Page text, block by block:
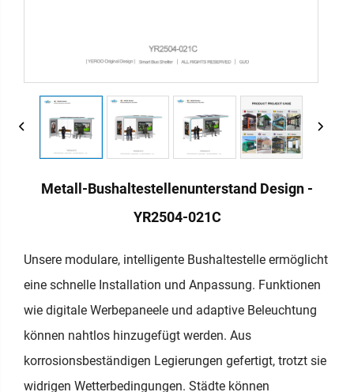
Metall-Bushaltestellenunterstand Design -
YR2504-021C
Unsere modulare, intelligente Bushaltestelle ermöglicht
eine schnelle Installation und Anpassung. Funktionen
wie digitale Werbepaneele und adaptive Beleuchtung
können nahtlos hinzugefügt werden. Aus
korrosionsbeständigen Legierungen gefertigt, trotzt sie
widrigen Wetterbedingungen. Städte können